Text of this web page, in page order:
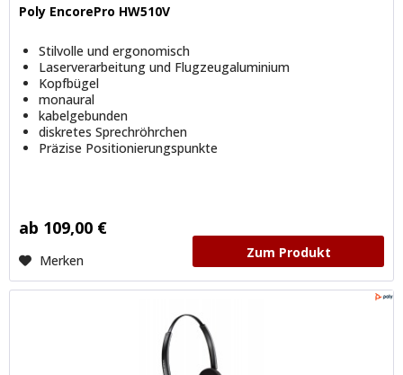
Poly EncorePro HW510V
Stilvolle und ergonomisch
Laserverarbeitung und Flugzeugaluminium
Kopfbügel
monaural
kabelgebunden
diskretes Sprechröhrchen
Präzise Positionierungspunkte
ab 109,00 €
Merken Zum Produkt